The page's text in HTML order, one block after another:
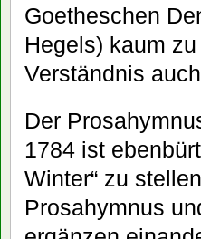
Goetheschen
Hegels) kaum
Verständnis
Der
1784 ist
Winter“ zu
Prosahymnus